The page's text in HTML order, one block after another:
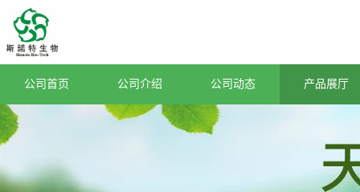
公司首页 公司介绍 公司动态 产品展厅